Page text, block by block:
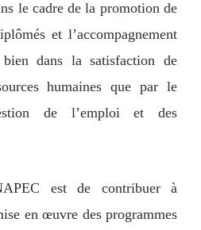
le cadre de la promotion de
et l’accompagnement
bien dans la satisfaction de
humaines que par le
de l’emploi et des
est de contribuer à
en œuvre des programmes